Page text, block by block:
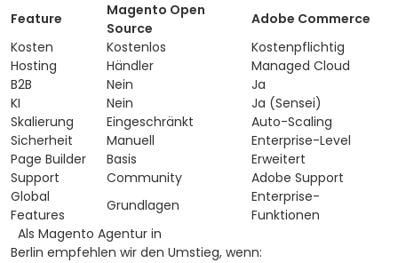
Feature
Magento Open
Source
Adobe Commerce
Kosten
Kostenlos
Kostenpflichtig
Hosting
Händler
Managed Cloud
B2B
Nein
Ja
KI
Nein
Ja (Sensei)
Skalierung
Eingeschränkt
Auto-Scaling
Sicherheit
Manuell
Enterprise-Level
Page Builder
Basis
Erweitert
Support
Community
Adobe Support
Global
Features
Grundlagen
Enterprise-
Funktionen
Als Magento Agentur in
Berlin empfehlen wir den Umstieg, wenn: